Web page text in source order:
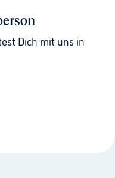
Dich mit uns in